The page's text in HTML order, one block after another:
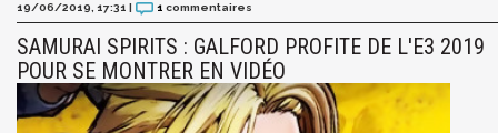
19/06/2019, 17:31 | 1 commentaires
SAMURAI SPIRITS : GALFORD PROFITE DE L'E3 2019
POUR SE MONTRER EN VIDÉO